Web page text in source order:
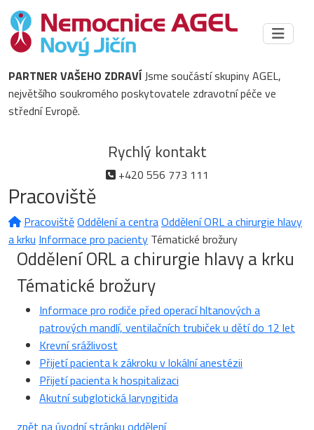
PARTNER VAŠEHO ZDRAVÍJsme součástí skupiny AGEL,
největšího soukromého poskytovatele zdravotní péče ve
střední Evropě.
Rychlý kontakt
+420 556 773 111
Pracoviště
PracovištěOddělení a centraOddělení ORL a chirurgie hlavy
a krku Informace pro pacienty Tématické brožury
Oddělení ORL a chirurgie hlavy a krku
Tématické brožury
Informace pro rodiče před operací hltanových a
patrových mandlí, ventilačních trubiček u dětí do 12 let
Krevní srážlivost
Přijetí pacienta k zákroku v lokální anestézii
Přijetí pacienta k hospitalizaci
Akutní subglotická laryngitida
zpět na úvodní stránku oddělení